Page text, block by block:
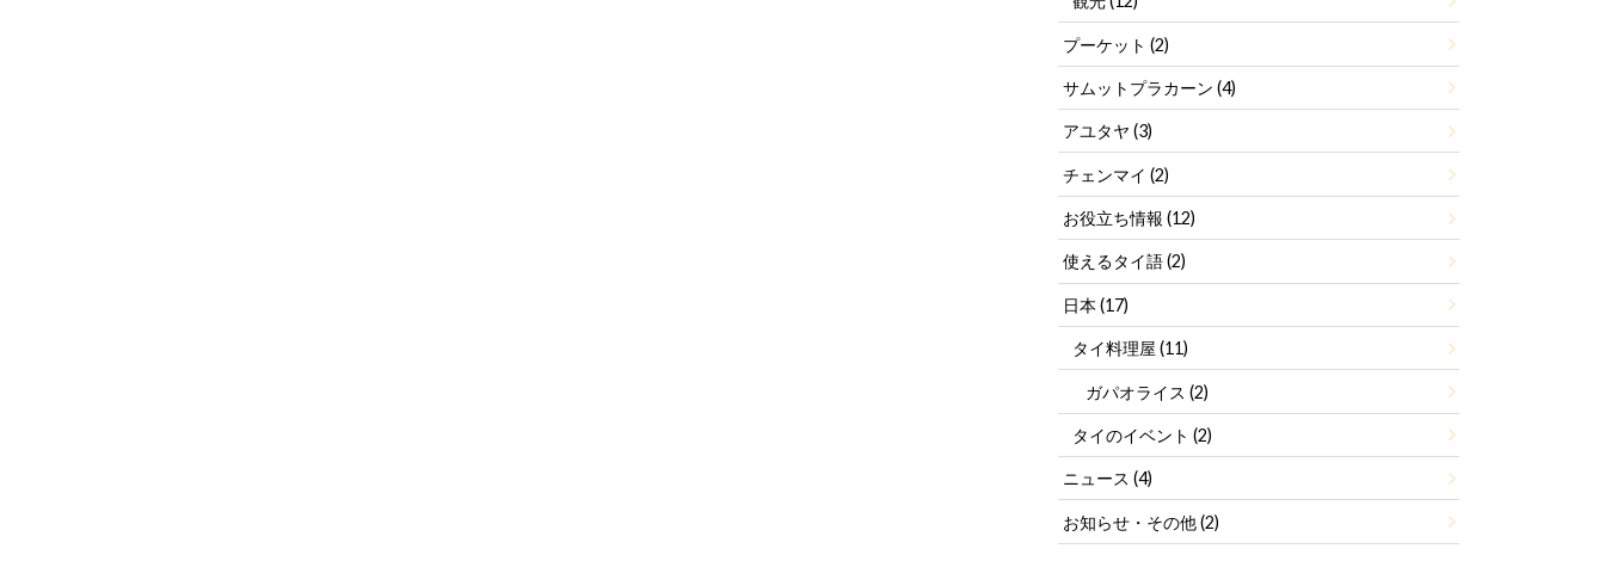
プーケット(2)
サムットプラカーン(4)
アユタヤ(3)
チェンマイ(2)
お役立ち情報(12)
使えるタイ語(2)
日本(17)
タイ料理屋 (11)
ガパオライス(2)
タイのイベント (2)
ニュース(4)
お知らせ・その他(2)